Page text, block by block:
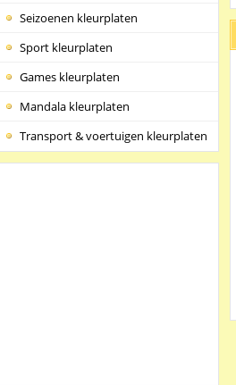
Seizoenen kleurplaten
Sport kleurplaten
Games kleurplaten
Mandala kleurplaten
Transport & voertuigen kleurplaten